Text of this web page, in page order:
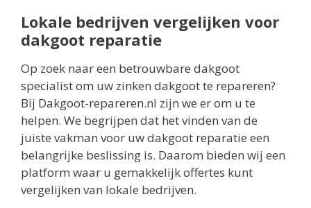
Lokale bedrijven vergelijken voor
dakgoot reparatie
Op zoek naar een betrouwbare dakgoot
specialist om uw zinken dakgoot te repareren?
Bij Dakgoot-repareren.nl zijn we er om u te
helpen. We begrijpen dat het vinden van de
juiste vakman voor uw dakgoot reparatie een
belangrijke beslissing is. Daarom bieden wij een
platform waar u gemakkelijk offertes kunt
vergelijken van lokale bedrijven.